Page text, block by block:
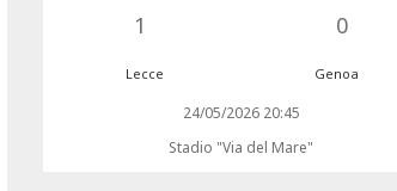
1 0
Lecce Genoa
24/05/2026 20:45
Stadio "Via del Mare"